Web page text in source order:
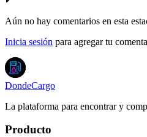
Aún no hay comentarios en esta
Inicia sesión para agregar tu
DondeCargo
La plataforma para encontrar y
Producto